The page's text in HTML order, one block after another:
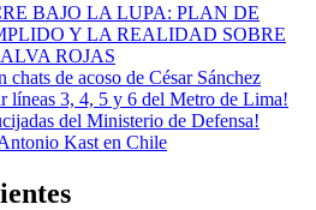
BAJO LA LUPA: PLAN DE
Y LA REALIDAD SOBRE
ROJAS
de acoso de César Sánchez
líneas 3, 4, 5 y 6 del Metro de Lima!
del Ministerio de Defensa!
Kast en Chile